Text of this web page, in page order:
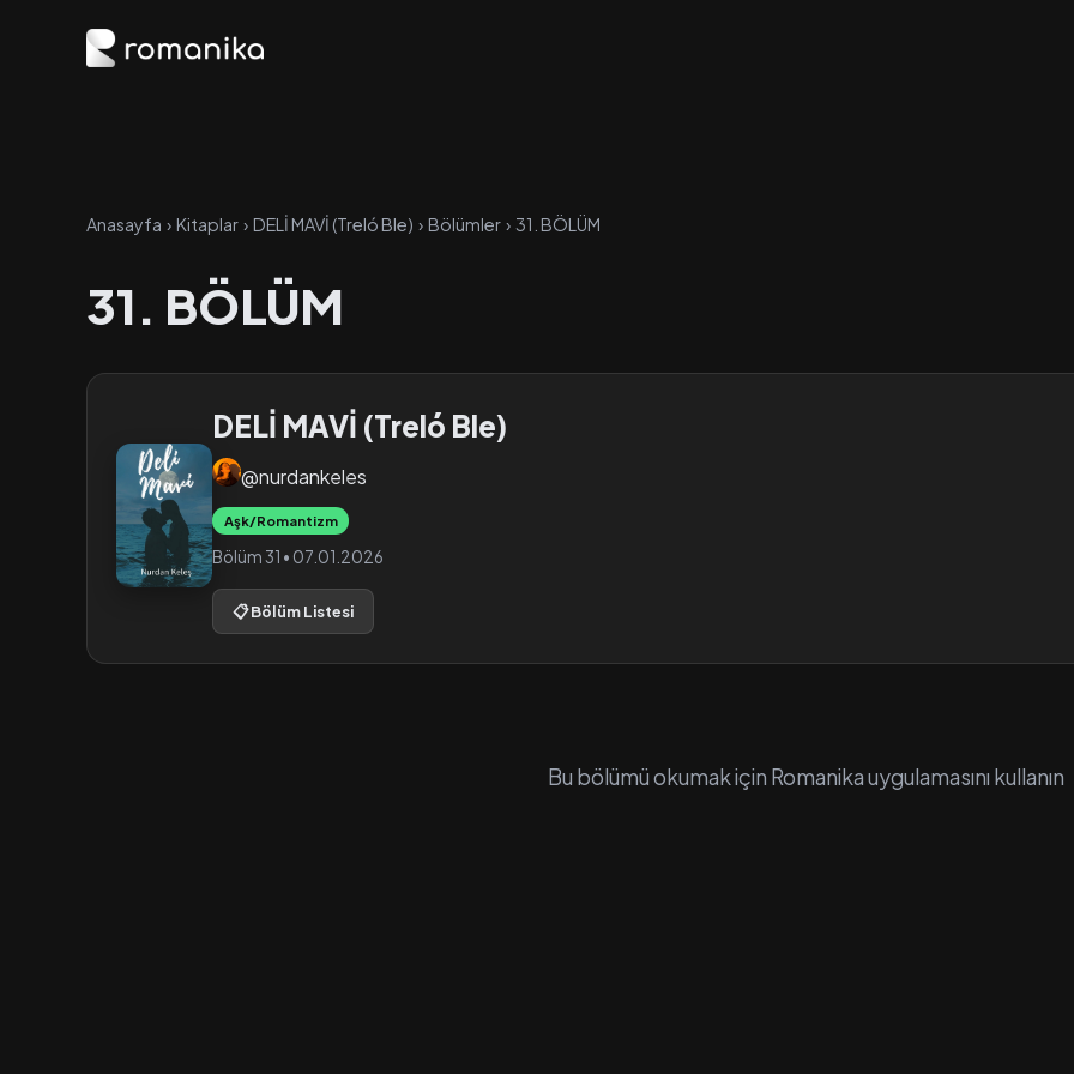
Anasayfa › Kitaplar › DELİ MAVİ (Treló Ble) › Bölümler › 31. BÖLÜM
31. BÖLÜM
DELİ MAVİ (Treló Ble)
@nurdankeles
Aşk/Romantizm
Bölüm 31 • 07.01.2026
📋 Bölüm Listesi
Bu bölümü okumak için Romanika uygulamasını kullanın